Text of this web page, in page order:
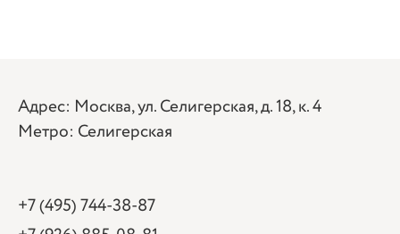
Адрес: Москва, ул. Селигерская, д. 18, к. 4
Метро: Селигерская
+7 (495) 744-38-87